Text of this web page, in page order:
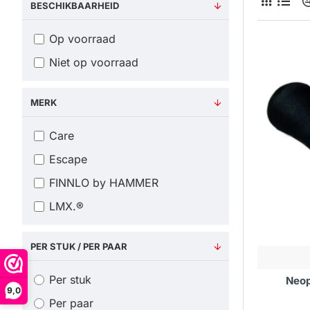
9,0
BESCHIKBAARHEID
Op voorraad
Niet op voorraad
MERK
Care
Escape
FINNLO by HAMMER
LMX.®
PER STUK / PER PAAR
Per stuk
Per paar
Dankzij
Ze zijn
De
vloer.
zelfs bij
handig